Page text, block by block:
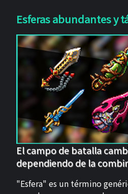
Esferas abundantes y
El campo de batalla
dependiendo de la
"Esfera" es un término